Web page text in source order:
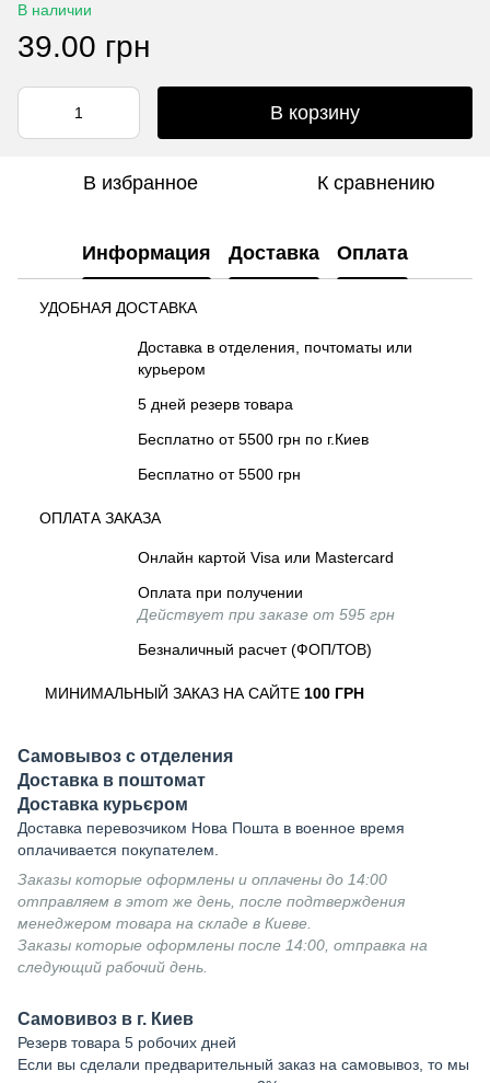
В наличии
39.00 грн
В корзину
В избранное К сравнению
Информация Доставка Оплата
УДОБНАЯ ДОСТАВКА
Доставка в отделения, почтоматы или
курьером
5 дней резерв товара
Бесплатно от 5500 грн по г.Киев
Бесплатно от 5500 грн
ОПЛАТА ЗАКАЗА
Онлайн картой Visa или Mastercard
Оплата при получении
Действует при заказе от 595 грн
Безналичный расчет (ФОП/ТОВ)
МИНИМАЛЬНЫЙ ЗАКАЗ НА САЙТЕ 100 ГРН
Самовывоз с отделения
Доставка в поштомат
Доставка курьєром
Доставка перевозчиком Нова Пошта в военное время
оплачивается покупателем.
Заказы которые оформлены и оплачены до 14:00
отправляем в этот же день, после подтверждения
менеджером товара на складе в Киеве.
Заказы которые оформлены после 14:00, отправка на
следующий рабочий день.
Самовивоз в г. Киев
Резерв товара 5 робочих дней
Если вы сделали предварительный заказ на самовывоз, то мы